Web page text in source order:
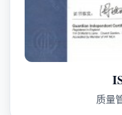
质量